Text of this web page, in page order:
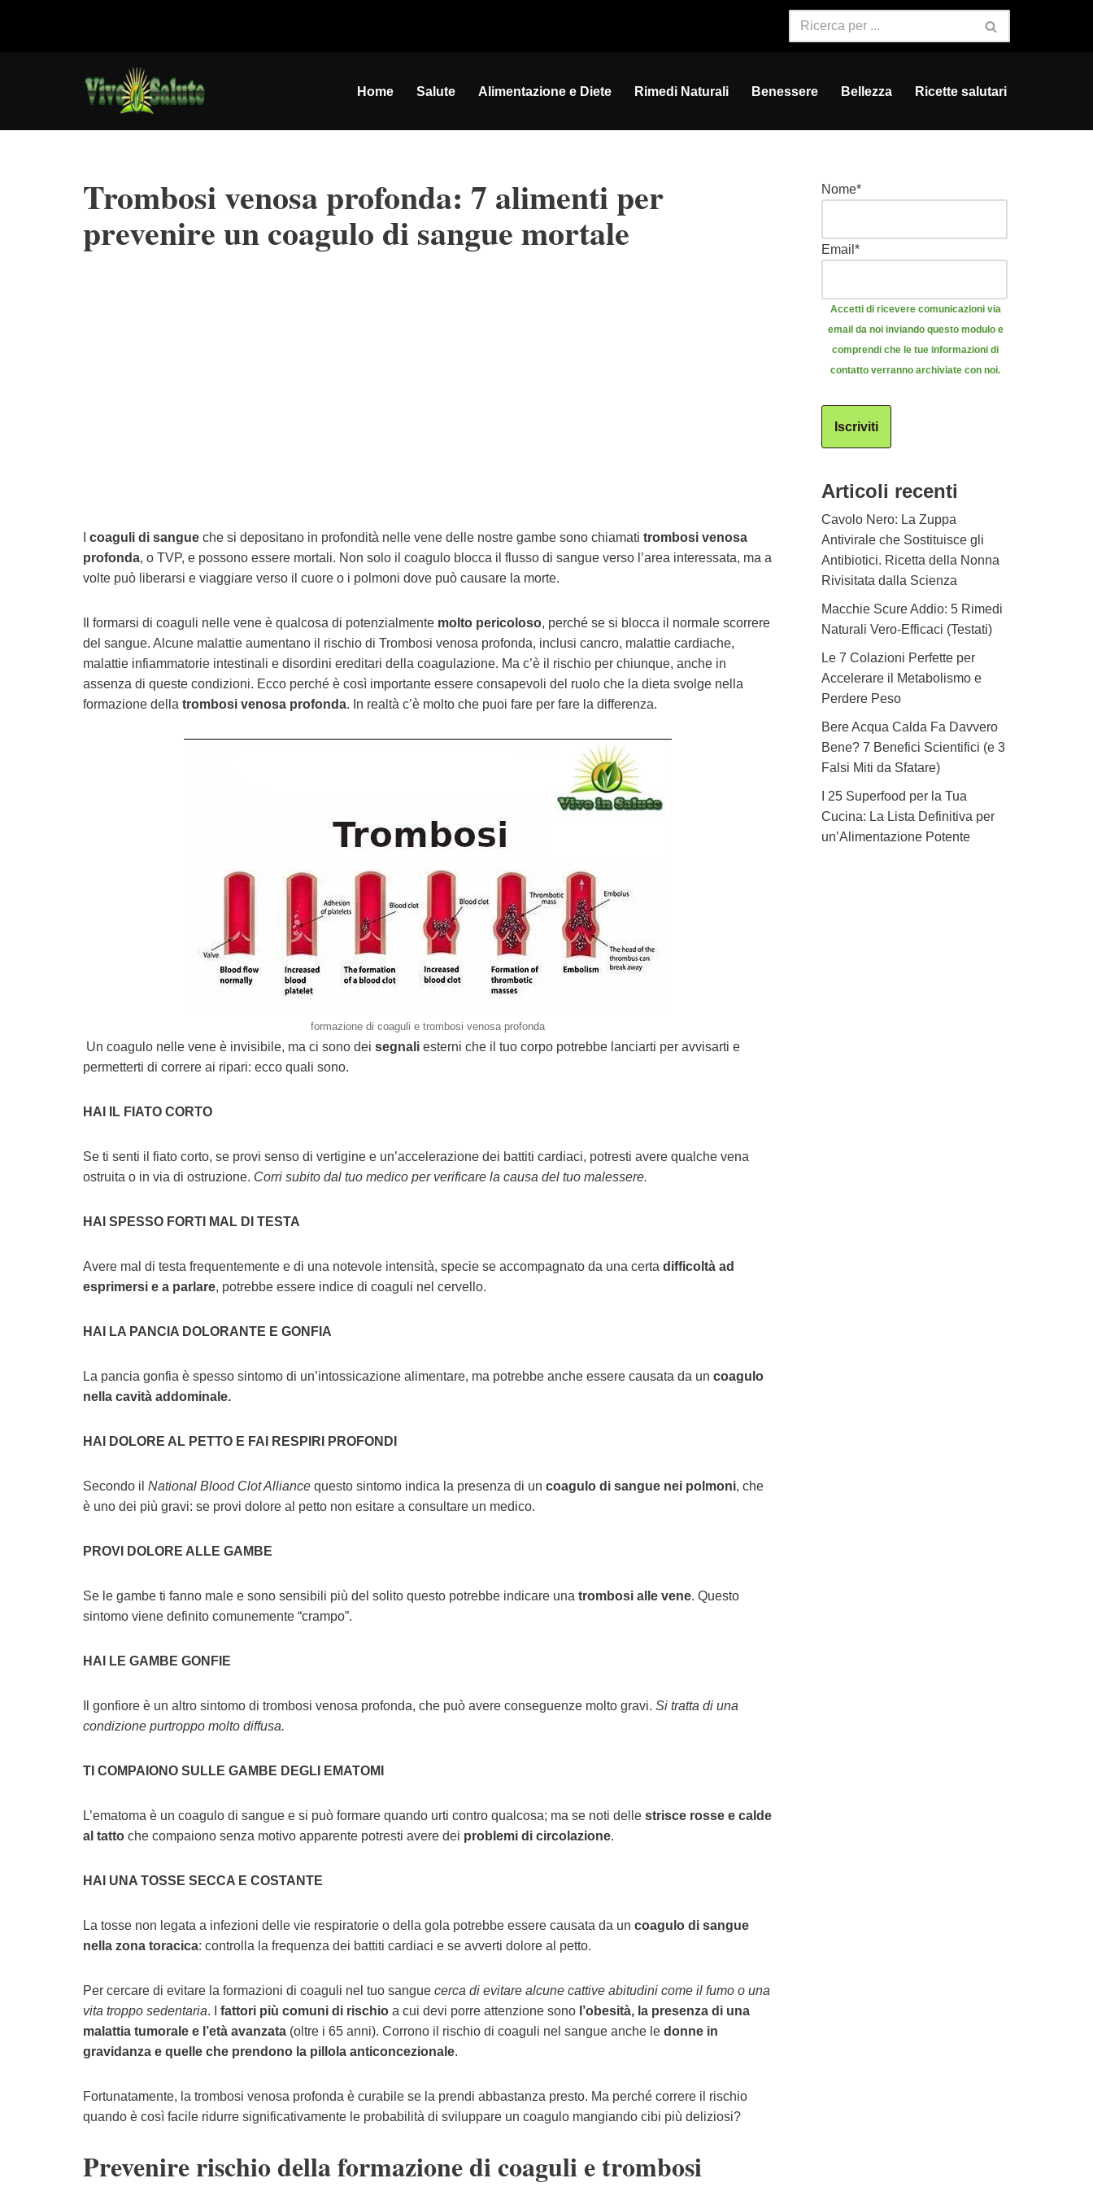
Home Salute Alimentazione e Diete Rimedi Naturali Benessere Bellezza Ricette salutari
Trombosi venosa profonda: 7 alimenti per
prevenire un coagulo di sangue mortale
coaguli di sangue che si depositano in profondità nelle vene delle nostre gambe sono chiamati trombosi venosa
profonda, o TVP, e possono essere mortali. Non solo il coagulo blocca il flusso di sangue verso l’area interessata, ma a
volte può liberarsi e viaggiare verso il cuore o i polmoni dove può causare la morte.
Il formarsi di coaguli nelle vene è qualcosa di potenzialmente molto pericoloso, perché se si blocca il normale scorrere
del sangue. Alcune malattie aumentano il rischio di Trombosi venosa profonda, inclusi cancro, malattie cardiache,
malattie infiammatorie intestinali e disordini ereditari della coagulazione. Ma c’è il rischio per chiunque, anche in
assenza di queste condizioni. Ecco perché è così importante essere consapevoli del ruolo che la dieta svolge nella
formazione della trombosi venosa profonda. In realtà c’è molto che puoi fare per fare la differenza.
formazione di coaguli e trombosi venosa profonda
Un coagulo nelle vene è invisibile, ma ci sono dei segnali esterni che il tuo corpo potrebbe lanciarti per avvisarti e
permetterti di correre ai ripari: ecco quali sono.
HAI IL FIATO CORTO
Se ti senti il fiato corto, se provi senso di vertigine e un’accelerazione dei battiti cardiaci, potresti avere qualche vena
ostruita o in via di ostruzione. Corri subito dal tuo medico per verificare la causa del tuo malessere.
HAI SPESSO FORTI MAL DI TESTA
Avere mal di testa frequentemente e di una notevole intensità, specie se accompagnato da una certa difficoltà ad
esprimersi e a parlare, potrebbe essere indice di coaguli nel cervello.
HAI LA PANCIA DOLORANTE E GONFIA
La pancia gonfia è spesso sintomo di un’intossicazione alimentare, ma potrebbe anche essere causata da un coagulo
nella cavità addominale.
HAI DOLORE AL PETTO E FAI RESPIRI PROFONDI
Secondo il National Blood Clot Alliance questo sintomo indica la presenza di un coagulo di sangue nei polmoni, che
è uno dei più gravi: se provi dolore al petto non esitare a consultare un medico.
PROVI DOLORE ALLE GAMBE
Se le gambe ti fanno male e sono sensibili più del solito questo potrebbe indicare una trombosi alle vene. Questo
sintomo viene definito comunemente “crampo”.
HAI LE GAMBE GONFIE
Il gonfiore è un altro sintomo di trombosi venosa profonda, che può avere conseguenze molto gravi. Si tratta di una
condizione purtroppo molto diffusa.
TI COMPAIONO SULLE GAMBE DEGLI EMATOMI
L’ematoma è un coagulo di sangue e si può formare quando urti contro qualcosa; ma se noti delle strisce rosse e calde
al tatto che compaiono senza motivo apparente potresti avere dei problemi di circolazione.
HAI UNA TOSSE SECCA E COSTANTE
La tosse non legata a infezioni delle vie respiratorie o della gola potrebbe essere causata da un coagulo di sangue
nella zona toracica: controlla la frequenza dei battiti cardiaci e se avverti dolore al petto.
Per cercare di evitare la formazioni di coaguli nel tuo sangue cerca di evitare alcune cattive abitudini come il fumo o una
vita troppo sedentaria. I fattori più comuni di rischio a cui devi porre attenzione sono l’obesità, la presenza di una
malattia tumorale e l’età avanzata (oltre i 65 anni). Corrono il rischio di coaguli nel sangue anche le donne in
gravidanza e quelle che prendono la pillola anticoncezionale.
Fortunatamente, la trombosi venosa profonda è curabile se la prendi abbastanza presto. Ma perché correre il rischio
quando è così facile ridurre significativamente le probabilità di sviluppare un coagulo mangiando cibi più deliziosi?
Prevenire rischio della formazione di coagulie trombosi
Nome*
Email *
Accetti di ricevere comunicazioni via
email da noi inviando questo modulo e
comprendi che le tue informazioni di
contatto verranno archiviate con noi.
Iscriviti
Articoli recenti
Cavolo Nero: La Zuppa
Antivirale che Sostituisce gli
Antibiotici. Ricetta della Nonna
Rivisitata dalla Scienza
Macchie Scure Addio: 5 Rimedi
Naturali Vero-Efficaci (Testati)
Le 7 Colazioni Perfette per
Accelerare il Metabolismo e
Perdere Peso
Bere Acqua Calda Fa Davvero
Bene? 7 Benefici Scientifici (e 3
Falsi Miti da Sfatare)
I 25 Superfood per la Tua
Cucina: La Lista Definitiva per
un’Alimentazione Potente